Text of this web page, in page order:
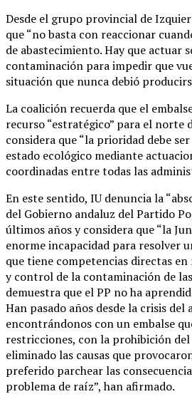
Desde el grupo provincial de
que “no basta con reaccionar
de abastecimiento. Hay que actuar
contaminación para impedir que
situación que nunca debió
La coalición recuerda que el
recurso “estratégico” para el norte
considera que “la prioridad debe
estado ecológico mediante
coordinadas entre todas las
En este sentido, IU denuncia la
del Gobierno andaluz del Partido
últimos años y considera que “la
enorme incapacidad para resolver
que tiene competencias directas
y control de la contaminación de las
demuestra que el PP no ha
Han pasado años desde la crisis del
encontrándonos con un embalse
restricciones, con la prohibición del
eliminado las causas que
preferido parchear las
problema de raíz”, han afirmado.